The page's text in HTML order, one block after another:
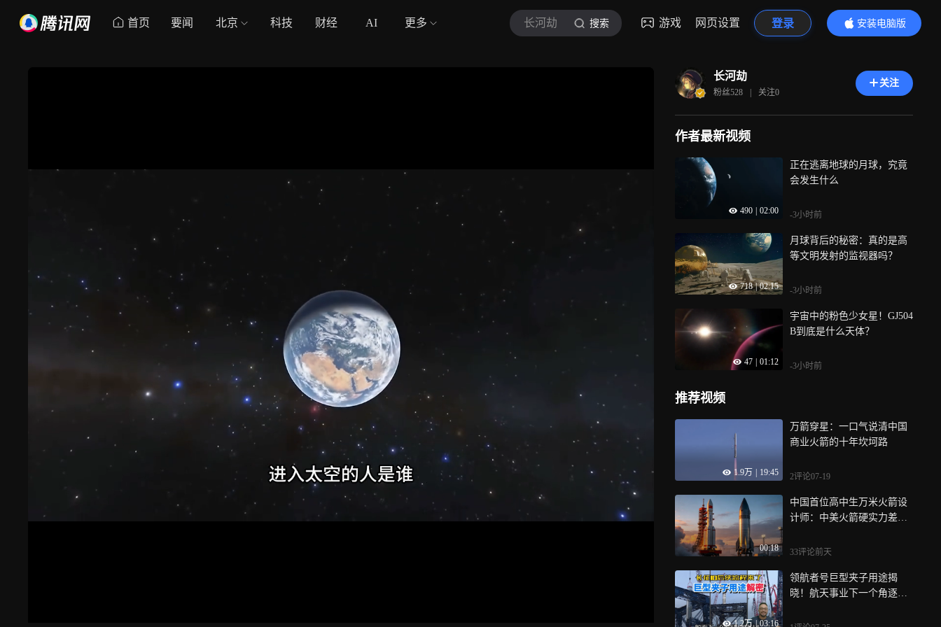
首页 要闻 北京 科技 财经 AI 更多 长河劫 搜索 游戏 网页设置 登录
安装电脑版
内容更精彩
长河劫
粉丝528 | 关注0
关注
作者最新视频
490 02:00
正在逃离地球的月球，究竟
会发生什么
-3小时前
718 | 02:15
月球背后的秘密：真的是高
等文明发射的监视器吗？
-3小时前
47 01:12
宇宙中的粉色少女星！GJ504
B到底是什么天体？
-3小时前
推荐视频
1.9万 19:45
万箭穿星：一口气说清中国
商业火箭的十年坎坷路
2评论07-19
00:18
中国首位高中生万米火箭设
计师：中美火箭硬实力差距
的地方！
33评论前天
1.2万 | 03:16
领航者号巨型夹子用途揭
晓！航天事业下一个角逐点